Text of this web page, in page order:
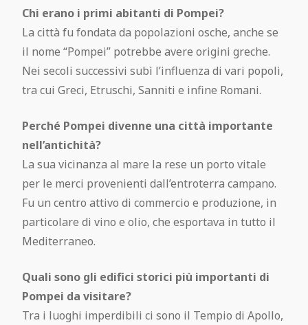
Chi erano i primi abitanti di Pompei?
La città fu fondata da popolazioni osche, anche se
il nome “Pompei” potrebbe avere origini greche.
Nei secoli successivi subì l’influenza di vari popoli,
tra cui Greci, Etruschi, Sanniti e infine Romani.
Perché Pompei divenne una città importante
nell’antichità?
La sua vicinanza al mare la rese un porto vitale
per le merci provenienti dall’entroterra campano.
Fu un centro attivo di commercio e produzione, in
particolare di vino e olio, che esportava in tutto il
Mediterraneo.
Quali sono gli edifici storici più importanti di
Pompei da visitare?
Tra i luoghi imperdibili ci sono il Tempio di Apollo,